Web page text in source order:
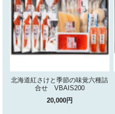
北海道紅さけと季節の味覚六種詰
合せ VBAIS200
20,000円